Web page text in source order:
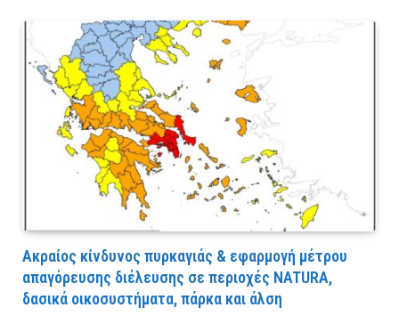
Ακραίος κίνδυνος πυρκαγιάς & εφαρμογή μέτρου
απαγόρευσης διέλευσης σε περιοχές NATURA,
δασικά οικοσυστήματα, πάρκα και άλση